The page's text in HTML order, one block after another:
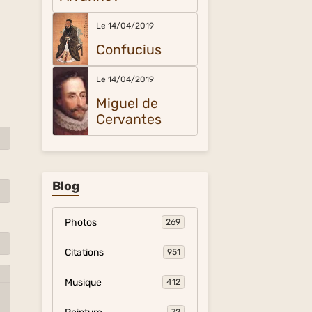
Le 14/04/2019
Confucius
Le 14/04/2019
Miguel de
Cervantes
Blog
Photos 269
Citations 951
Musique 412